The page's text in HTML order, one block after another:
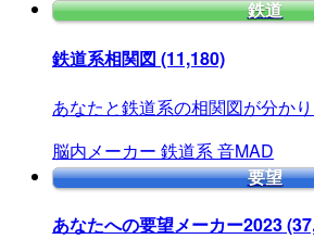
鉄道
鉄道系相関図 (11,180)
あなたと鉄道系の相関図が分かり
脳内メーカー 鉄道系音MAD
要望
あなたへの要望メーカー2023